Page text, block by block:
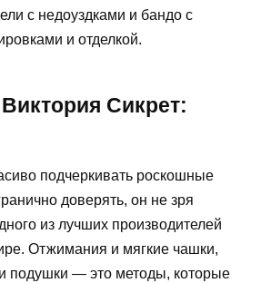
с недоуздками и бандо с
и отделкой.
Сикрет:
подчеркивать роскошные
доверять, он не зря
из лучших производителей
Отжимания и мягкие чашки,
подушки — это методы, которые